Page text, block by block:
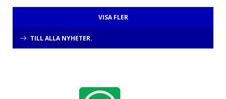
VISA FLER
TILL ALLA NYHETER.